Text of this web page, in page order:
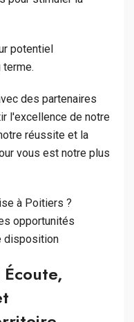
potentiel
des partenaires
l'excellence de notre
réussite et la
vous est notre plus
à Poitiers ?
opportunités
disposition